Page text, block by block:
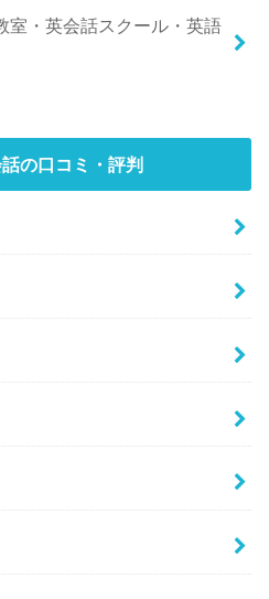
室・英会話スクール・英語
の口コミ・評判